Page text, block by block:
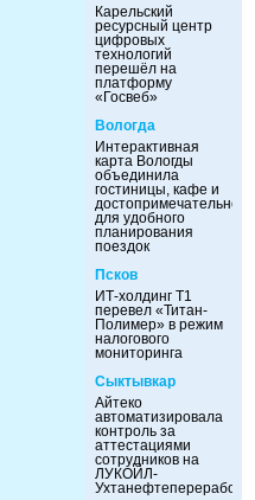
Карельский
ресурсный центр
цифровых
технологий
перешёл на
платформу
«Госвеб»
Вологда
Интерактивная
карта Вологды
объединила
гостиницы, кафе и
достопримечательности
для удобного
планирования
поездок
Псков
ИТ-холдинг Т1
перевел «Титан-
Полимер» в режим
налогового
мониторинга
Сыктывкар
Айтеко
автоматизировала
контроль за
аттестациями
сотрудников на
ЛУКОЙЛ-
Ухтанефтепереработка